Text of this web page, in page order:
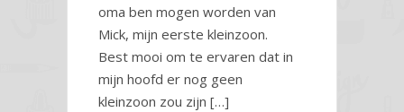
oma ben mogen worden van
Mick, mijn eerste kleinzoon.
Best mooi om te ervaren dat in
mijn hoofd er nog geen
kleinzoon zou zijn […]